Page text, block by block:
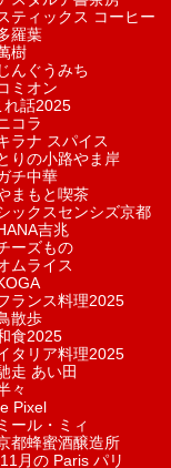
ィックス コーヒー
羅葉
樹
んぐうみち
ミオン
れ話2025
コラ
ナ スパイス
の小路やま岸
チ中華
まもと喫茶
クスセンシズ京都
吉兆
ーズもの
ムライス
ンス料理2025
散歩
食2025
リア料理2025
あい田
々
Pixel
ル・ミィ
蜂蜜酒醸造所
月の Paris パリ